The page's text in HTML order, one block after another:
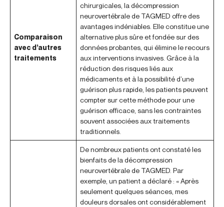
Comparaison
avec d’autres
traitements
chirurgicales, la décompression
neurovertébrale de TAGMED offre des
avantages indéniables. Elle constitue une
alternative plus sûre et fondée sur des
données probantes, qui élimine le recours
aux interventions invasives. Grâce à la
réduction des risques liés aux
médicaments et à la possibilité d’une
guérison plus rapide, les patients peuvent
compter sur cette méthode pour une
guérison efficace, sans les contraintes
souvent associées aux traitements
traditionnels.
De nombreux patients ont constaté les
bienfaits de la décompression
neurovertébrale de TAGMED. Par
exemple, un patient a déclaré : « Après
seulement quelques séances, mes
douleurs dorsales ont considérablement